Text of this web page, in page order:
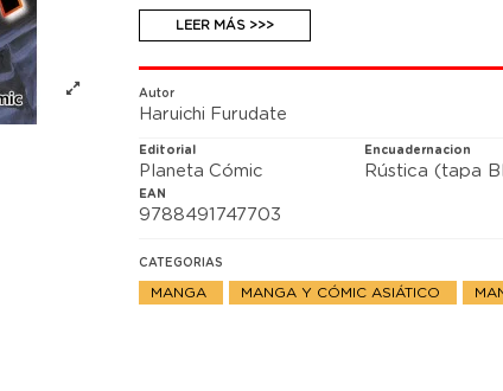
inclinar el partido a su favor! Sin
saques del as del rival, Oikawa!
LEER MÁS >>>
Autor
Haruichi Furudate
Editorial
Planeta Cómic
Encuadernacion
Rústica (tapa
EAN
9788491747703
CATEGORIAS
MANGA MANGA Y CÓMIC ASIÁTICO